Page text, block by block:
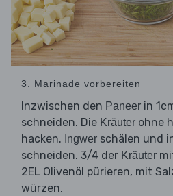
3. Marinade vorbereiten
Inzwischen den Paneer in
schneiden. Die Kräuter ohne
hacken. Ingwer schälen und
schneiden. 3/4 der Kräuter
2EL Olivenöl pürieren, mit
würzen.